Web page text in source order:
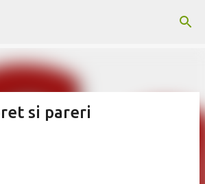
la conținutul principal
si pareri